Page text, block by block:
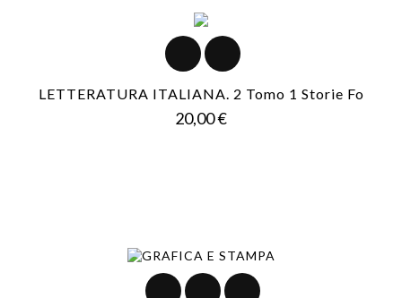
LETTERATURA ITALIANA. 2 Tomo 1 Storie Fo
20,00 €Prezzo